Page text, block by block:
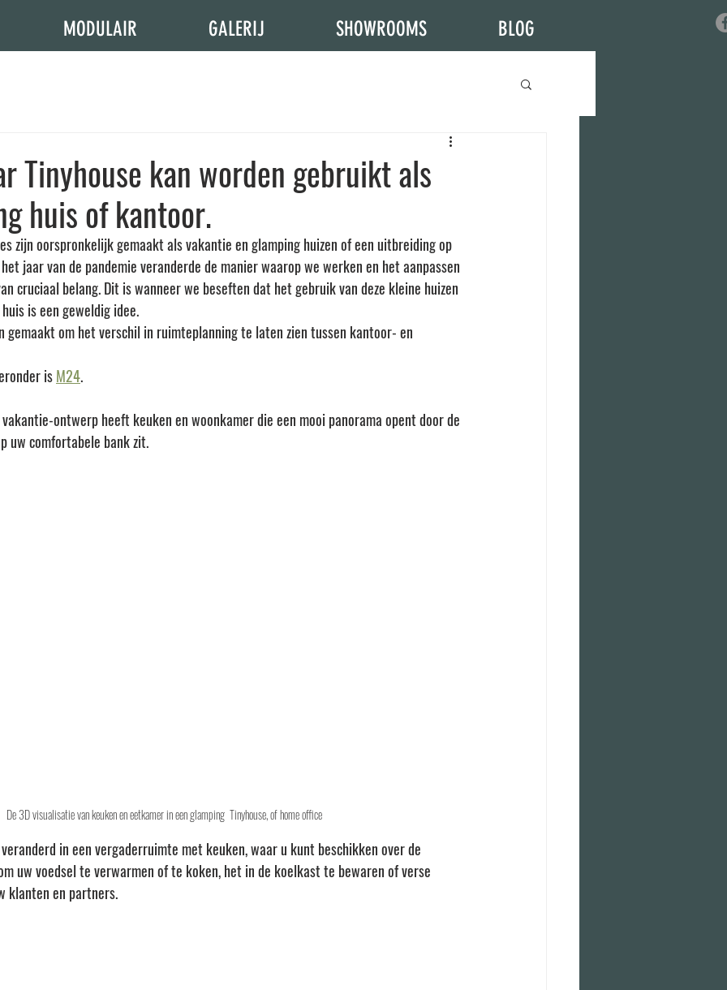
MODULAIR GALERIJ SHOWROOMS BLOG
Tinyhouse kan worden gebruikt als
huis of kantoor.
zijn oorspronkelijk gemaakt als vakantie en glamping huizen of een uitbreiding op
jaar van de pandemie veranderde de manier waarop we werken en het aanpassen
cruciaal belang. Dit is wanneer we beseften dat het gebruik van deze kleine huizen
is een geweldig idee.
gemaakt om het verschil in ruimteplanning te laten zien tussen kantoor- en
is M24.
ontwerp heeft keuken en woonkamer die een mooi panorama opent door de
uw comfortabele bank zit.
De 3D visualisatie van keuken en eetkamer in een glamping  Tinyhouse, of home office
in een vergaderruimte met keuken, waar u kunt beschikken over de
uw voedsel te verwarmen of te koken, het in de koelkast te bewaren of verse
klanten en partners.